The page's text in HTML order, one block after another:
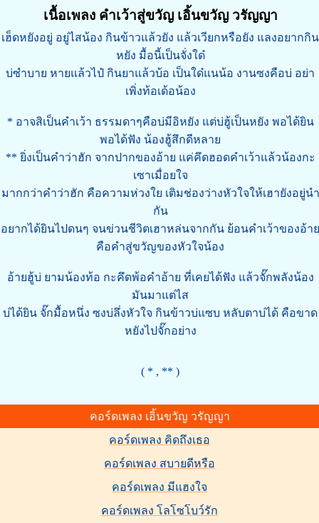
เนื้อเพลง คำเว้าสู่ขวัญ เอิ้นขวัญ วรัญญา
เฮ็ดหยังอยู่ อยู่ไสน้อง กินข้าวแล้วยัง แล้วเวียกหรือยัง แลงอยากกิน
หยัง มื้อนี้เป็นจั่งใด๋
บ่ซำบาย หายแล้วไป๋ กินยาแล้วบ้อ เป็นใด๋แนน้อ งานซงคือบ่ อย่า
เพิ่งท้อเด้อน้อง
* อาจสิเป็นคำเว้า ธรรมดาๆคือบ่มีอิหยัง แต่บ่ฮู้เป็นหยัง พอได้ยิน
พอได้ฟัง น้องฮู้สึกดีหลาย
** ยิ่งเป็นคำว่าฮัก จากปากของอ้าย แค่คึดฮอดคำเว้าแล้วน้องกะ
เซาเมื่อยใจ
มากกว่าคำว่าฮัก คือความห่วงใย เติมช่องว่างหัวใจให้เฮายังอยู่นำ
กัน
อยากได้ยินไปดนๆ จนข่วนชีวิตเฮาหล่นจากกัน ย้อนคำเว้าของอ้าย
คือคำสู่ขวัญของหัวใจน้อง
อ้ายฮู้บ่ ยามน้องท้อ กะคึดพ้อคำอ้าย ที่เคยได้ฟัง แล้วจั๊กพลังน้อง
มันมาแต่ไส
บ่ได้ยิน จั๊กมื้อหนึ่ง ซงบ่ลึ่งหัวใจ กินข้าวบ่แซบ หลับตาบ่ได้ คือขาด
หยังไปจั๊กอย่าง
( * , ** )
คอร์ดเพลง เอิ้นขวัญ วรัญญา
คอร์ดเพลง คิดถึงเธอ
คอร์ดเพลง สบายดีหรือ
คอร์ดเพลง มีแฮงใจ
คอร์ดเพลง โลโซโบว์รัก